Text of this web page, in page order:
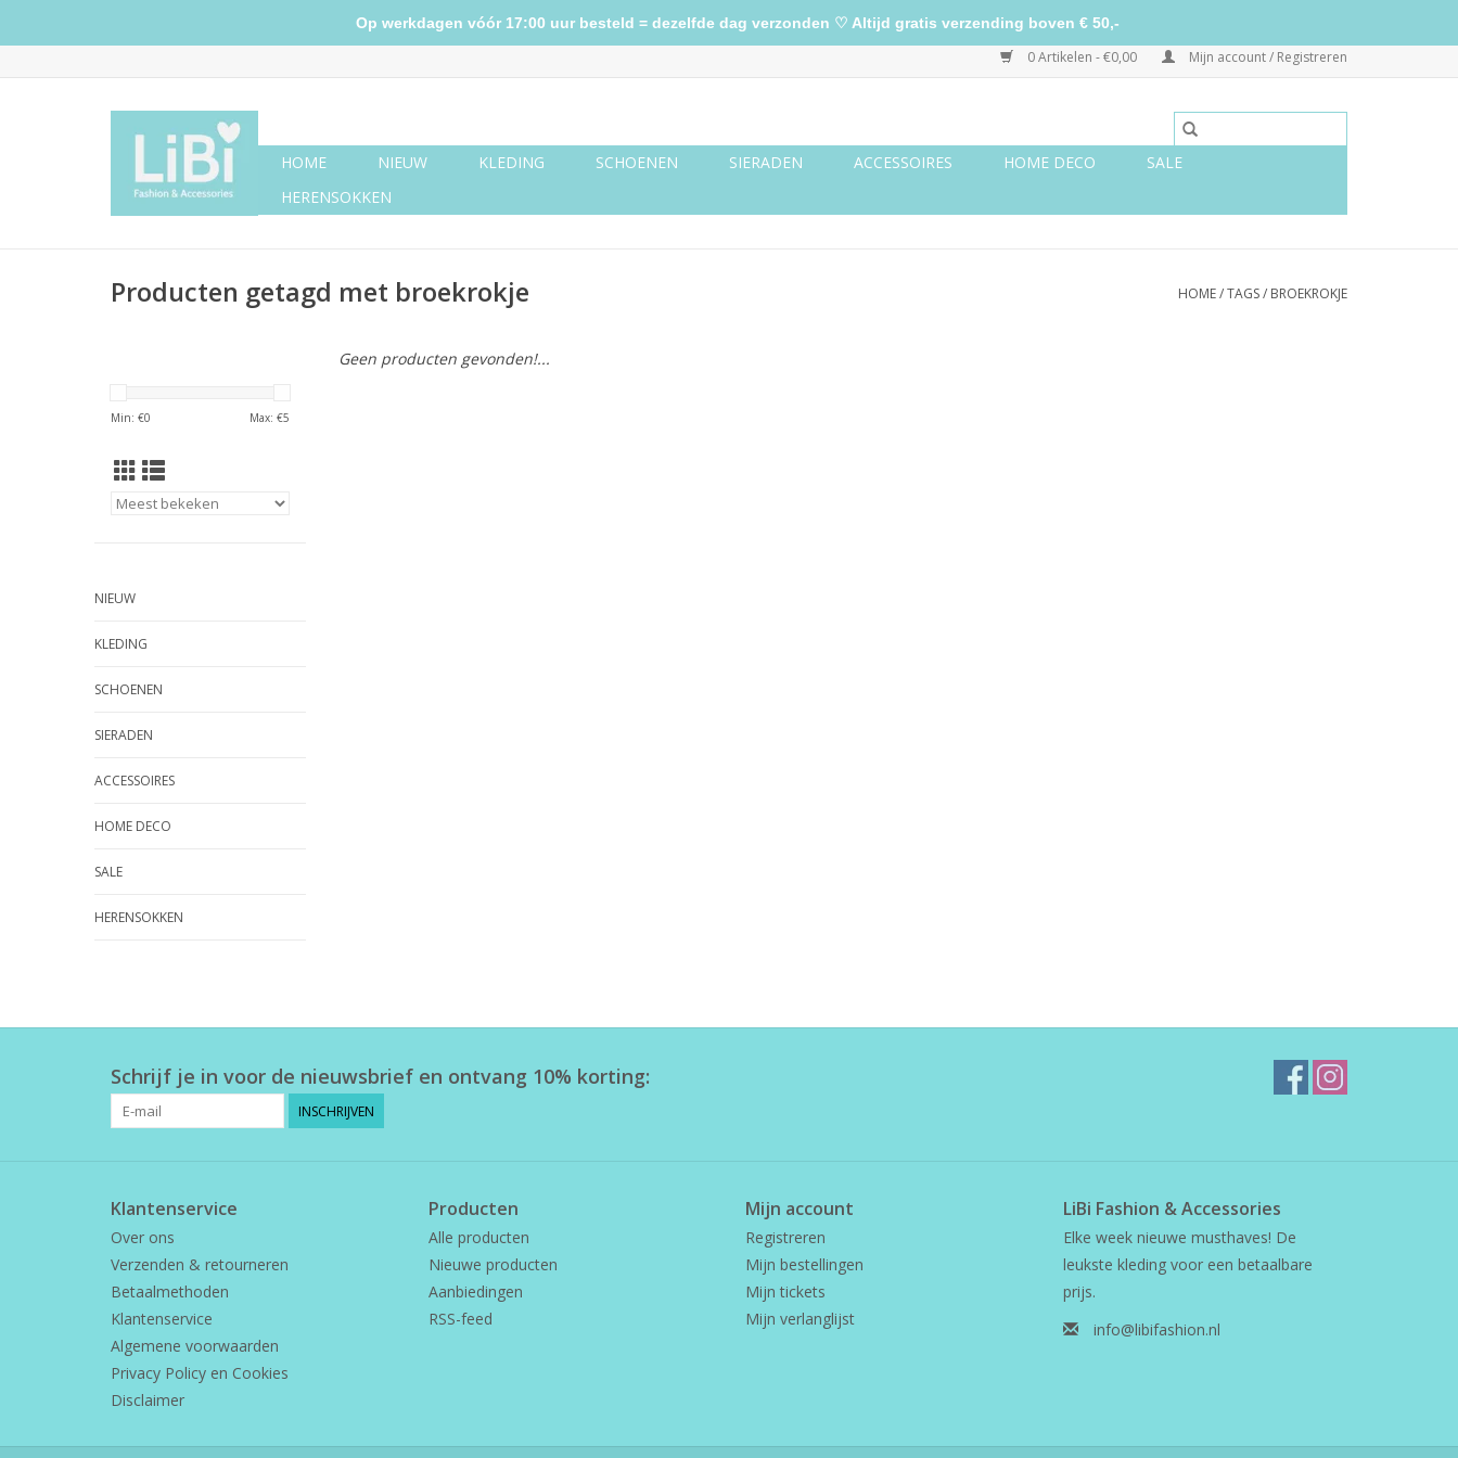
0 Artikelen - €0,00 Mijn account / Registreren
HOME NIEUW KLEDING SCHOENEN SIERADEN ACCESSOIRES HOME DECO
SALE
HERENSOKKEN
Producten getagd met broekrokje HOME/TAGS/ BROEKROKJE
Min: €0 Max: €5
NIEUW
KLEDING
SCHOENEN
SIERADEN
ACCESSOIRES
HOME DECO
SALE
HERENSOKKEN
Geen producten gevonden!...
Schrijf je in voor de nieuwsbrief en ontvang 10% korting:
INSCHRIJVEN
Klantenservice
Over ons
Verzenden & retourneren
Betaalmethoden
Klantenservice
Algemene voorwaarden
Privacy Policy en Cookies
Disclaimer
Producten
Alle producten
Nieuwe producten
Aanbiedingen
RSS-feed
Mijn account
Registreren
Mijn bestellingen
Mijn tickets
Mijn verlanglijst
LiBi Fashion & Accessories
Elke week nieuwe musthaves! De
leukste kleding voor een betaalbare
prijs.
info@libifashion.nl
Op werkdagen vóór 17:00 uur besteld = dezelfde dag verzonden ♡ Altijd gratis verzending boven € 50,-